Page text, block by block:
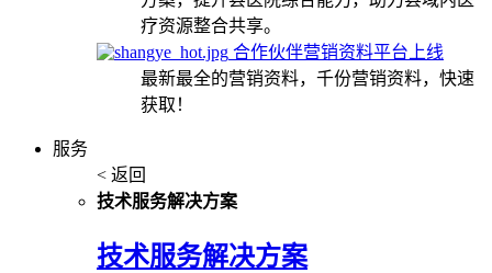
疗资源整合共享。
合作伙伴营销资料平台上线
最新最全的营销资料，千份营销资料，快速
获取！
服务
< 返回
技术服务解决方案
技术服务解决方案